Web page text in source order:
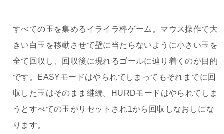
すべての玉を集めるイライラ棒ゲーム。マウス操作で大
きい白玉を移動させて壁に当たらないように小さい玉を
全て回収し、回収後に現れるゴールに辿り着くのが目的
です。EASYモードはやられてしまってもそれまでに回
収した玉はそのまま継続。HURDモードはやられてしま
うとすべての玉がリセットされ1から回収しなおしにな
ります。